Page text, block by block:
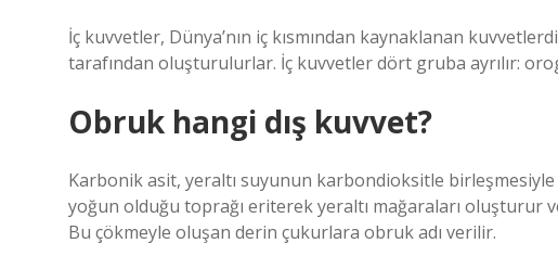
İç kuvvetler, Dünya’nın iç kısmından kaynaklanan
tarafından oluşturulurlar. İç kuvvetler dört gruba ayrılır:
Obruk hangi dış kuvvet?
Karbonik asit, yeraltı suyunun karbondioksitle
yoğun olduğu toprağı eriterek yeraltı mağaraları oluşturur
Bu çökmeyle oluşan derin çukurlara obruk adı verilir.